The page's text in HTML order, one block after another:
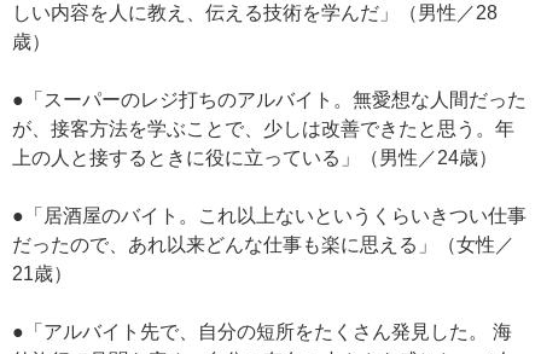
しい内容を人に教え、伝える技術を学んだ」（男性／28
歳）
●「スーパーのレジ打ちのアルバイト。無愛想な人間だった
が、接客方法を学ぶことで、少しは改善できたと思う。年
上の人と接するときに役に立っている」（男性／24歳）
●「居酒屋のバイト。これ以上ないというくらいきつい仕事
だったので、あれ以来どんな仕事も楽に思える」（女性／
21歳）
●「アルバイト先で、自分の短所をたくさん発見した。 海